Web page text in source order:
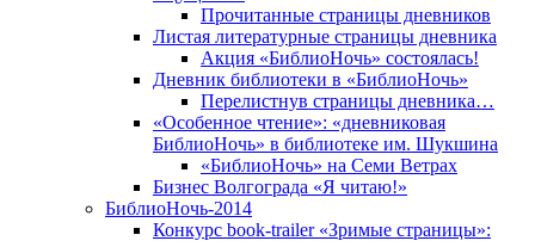
Прочитанные страницы дневников
Листая литературные страницы дневника
Акция «БиблиоНочь» состоялась!
Дневник библиотеки в «БиблиоНочь»
Перелистнув страницы дневника…
«Особенное чтение»: «дневниковая
БиблиоНочь» в библиотеке им. Шукшина
«БиблиоНочь» на Семи Ветрах
Бизнес Волгограда «Я читаю!»
БиблиоНочь-2014
Конкурс book-trailer «Зримые страницы»: